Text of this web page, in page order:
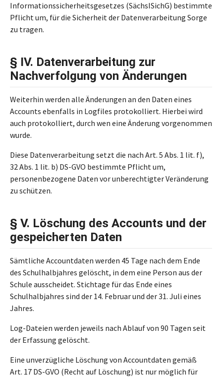
Informationssicherheitsgesetzes (SächsISichG) bestimmte
Pflicht um, für die Sicherheit der Datenverarbeitung Sorge
zu tragen.
§ IV. Datenverarbeitung zur
Nachverfolgung von Änderungen
Weiterhin werden alle Änderungen an den Daten eines
Accounts ebenfalls in Logfiles protokolliert. Hierbei wird
auch protokolliert, durch wen eine Änderung vorgenommen
wurde.
Diese Datenverarbeitung setzt die nach Art. 5 Abs. 1 lit. f),
32 Abs. 1 lit. b) DS-GVO bestimmte Pflicht um,
personenbezogene Daten vor unberechtigter Veränderung
zu schützen.
§ V. Löschung des Accounts und der
gespeicherten Daten
Sämtliche Accountdaten werden 45 Tage nach dem Ende
des Schulhalbjahres gelöscht, in dem eine Person aus der
Schule ausscheidet. Stichtage für das Ende eines
Schulhalbjahres sind der 14. Februar und der 31. Juli eines
Jahres.
Log-Dateien werden jeweils nach Ablauf von 90 Tagen seit
der Erfassung gelöscht.
Eine unverzügliche Löschung von Accountdaten gemäß
Art. 17 DS-GVO (Recht auf Löschung) ist nur möglich für